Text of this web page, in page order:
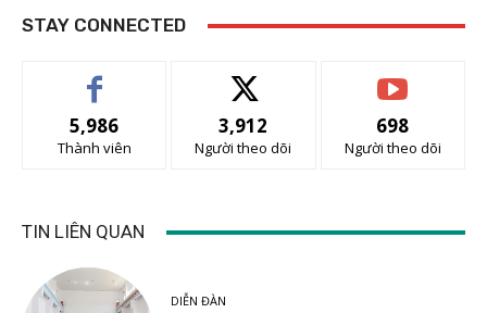
STAY CONNECTED
5,986
Thành viên
3,912
Người theo dõi
698
Người theo dõi
TIN LIÊN QUAN
DIỄN ĐÀN